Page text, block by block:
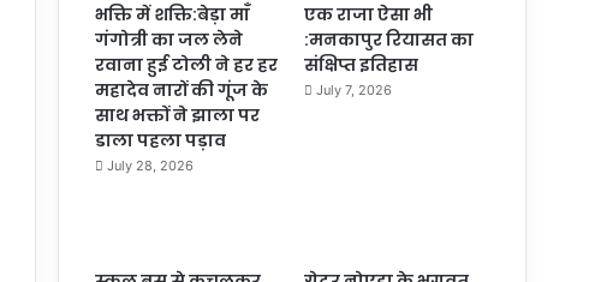
भक्ति में शक्ति:बेड़ा माँ
गंगोत्री का जल लेने
रवाना हुई टोली ने हर हर
महादेव नारों की गूंज के
साथ भक्तों ने झाला पर
डाला पहला पड़ाव
July 28, 2026
एक राजा ऐसा भी
:मनकापुर रियासत का
संक्षिप्त इतिहास
July 7, 2026